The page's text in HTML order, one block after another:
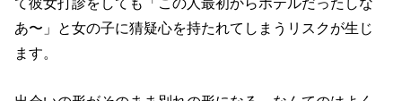
あ〜」と女の子に猜疑心を持たれてしまうリスクが生じ
ます。